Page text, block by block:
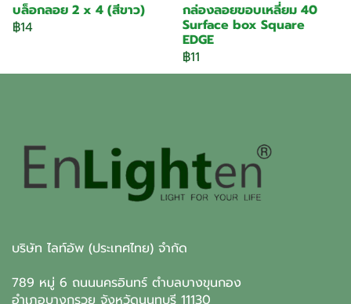
บล็อกลอย 2 x 4 (สีขาว)
฿14
กล่องลอยขอบเหลี่ยม 40
Surface box Square
EDGE
฿11
บริษัท ไลท์อัพ (ประเทศไทย) จำกัด
789 หมู่ 6 ถนนนครอินทร์ ตำบลบางขุนกอง
อำเภอบางกรวย จังหวัดนนทบุรี 11130